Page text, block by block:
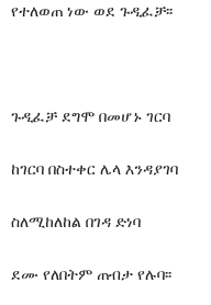
የተለወጠ ነው ወደ ጉዲፈቻ፡፡
ጉዲፈቻ ደግሞ በመሆኑ ገርባ
ከገርባ በስተቀር ሌላ እንዳያገባ
ስለሚከለከል በገዳ ድነባ
ደሙ የለበትም ጠብታ የሉባ፡፡